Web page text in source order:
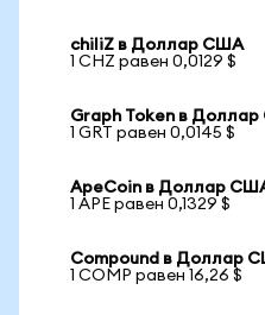
chiliZ в Доллар США
1 CHZ равен 0,0129 $
Graph Token в
1 GRT равен 0,0145 $
ApeCoin в Доллар
1 APE равен 0,1329 $
Compound в Доллар
1 COMP равен 16,26 $